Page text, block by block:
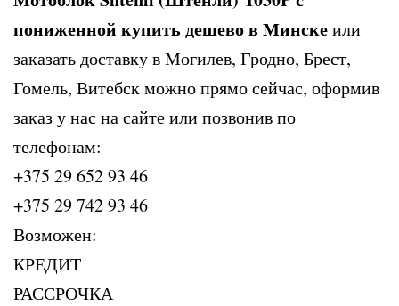
пониженной купить дешево в Минскеили
заказать доставку в Могилев, Гродно, Брест,
Гомель, Витебск можно прямо сейчас, оформив
заказ у нас на сайте или позвонив по
телефонам:
+375 29 652 93 46
+375 29 742 93 46
Возможен:
КРЕДИТ
РАССРОЧКА